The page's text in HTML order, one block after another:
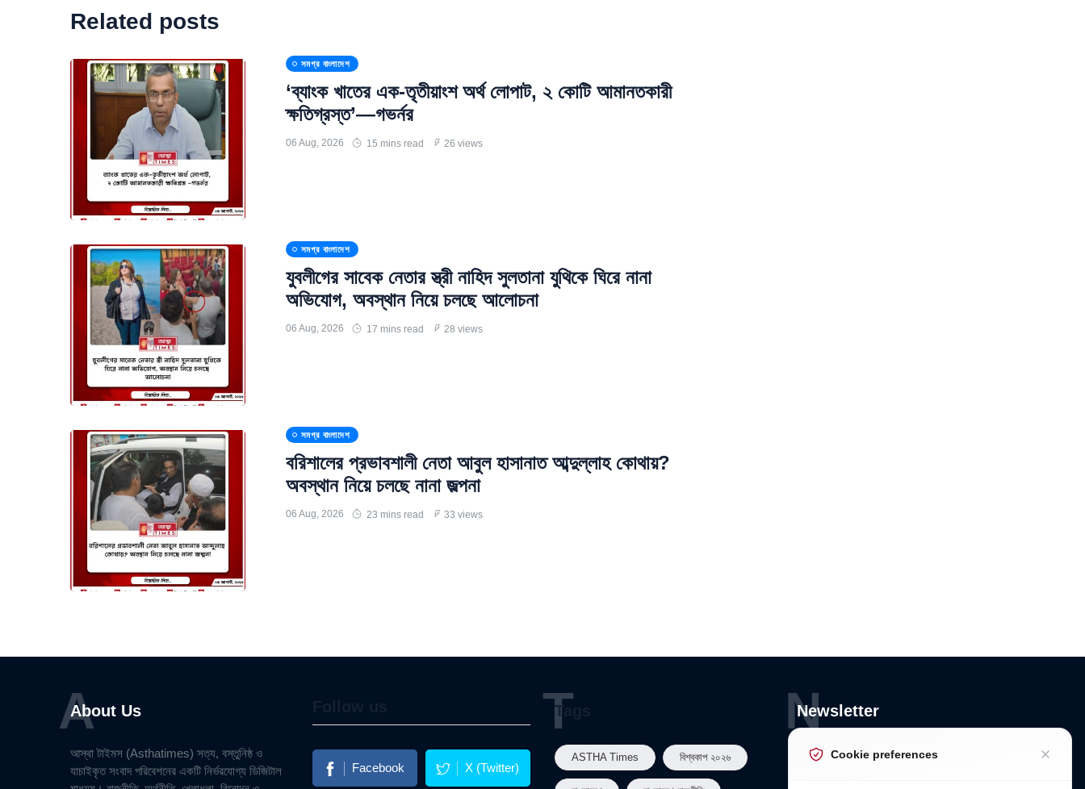
Related posts
সমগ্র বাংলাদেশ
‘ব্যাংক খাতের এক-তৃতীয়াংশ অর্থ লোপাট, ২ কোটি আমানতকারী
ক্ষতিগ্রস্ত’—গভর্নর
06 Aug, 2026 15 mins read 26 views
সমগ্র বাংলাদেশ
যুবলীগের সাবেক নেতার স্ত্রী নাহিদ সুলতানা যুথিকে ঘিরে নানা
অভিযোগ, অবস্থান নিয়ে চলছে আলোচনা
06 Aug, 2026 17 mins read 28 views
সমগ্র বাংলাদেশ
বরিশালের প্রভাবশালী নেতা আবুল হাসানাত আব্দুল্লাহ কোথায়?
অবস্থান নিয়ে চলছে নানা জল্পনা
06 Aug, 2026 23 mins read 33 views
About Us
A
আস্থা টাইমস (Asthatimes) সত্য, বস্তুনিষ্ঠ ও
যাচাইকৃত সংবাদ পরিবেশনের একটি নির্ভরযোগ্য ডিজিটাল
Facebook X (Twitter)
Tags
T
ASTHA Times বিশ্বকাপ ২০২৬
Newsletter
N
Subscribe to Our Newsletter
Cookie preferences